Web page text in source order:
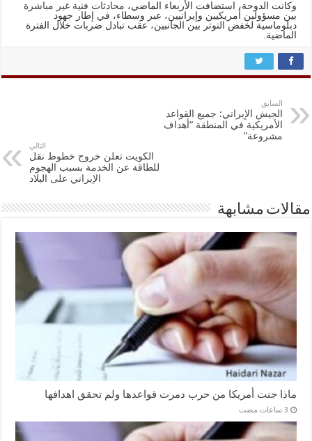
وكانت الدوحة، استضافت الأربعاء الماضي، محادثات فنية غير مباشرة
بين مسؤولين أمريكيين وإيرانيين، عبر وسطاء، في إطار جهود
دبلوماسية لخفض التوتر بين الجانبين، عقب تبادل ضربات خلال الفترة
الماضية.
السابق
الجيش الإيراني: جميع القواعد
الأمريكية في المنطقة “أهداف
مشروعة”
التالي
الكويت تعلن خروج خطوط نقل
للطاقة عن الخدمة بسبب الهجوم
الإيراني على البلاد
مقالات مشابهة
ماذا جنت أمريكا من حرب دمرت قواعدها ولم تحقق اهدافها